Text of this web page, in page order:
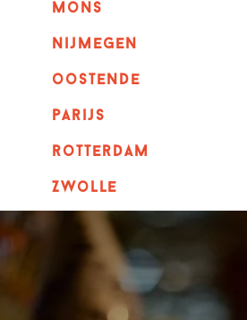
mons
nijmegen
oostende
parijs
rotterdam
Zwolle